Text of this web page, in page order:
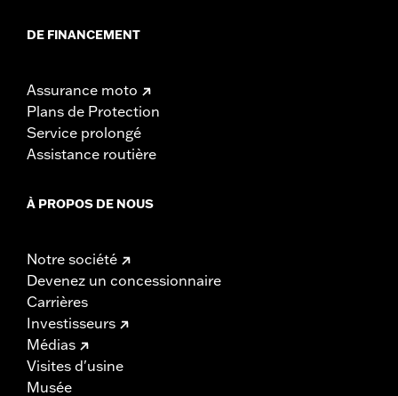
DE FINANCEMENT
Assurance moto
Plans de Protection
Service prolongé
Assistance routière
À PROPOS DE NOUS
Notre société
Devenez un concessionnaire
Carrières
Investisseurs
Médias
Visites d'usine
Musée